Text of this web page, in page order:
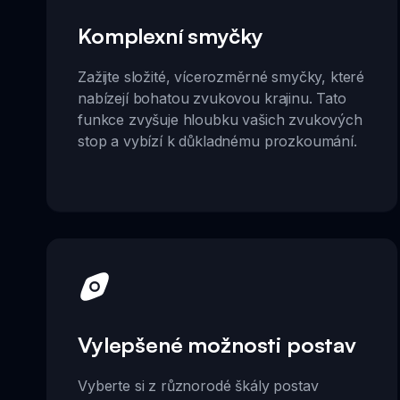
Komplexní smyčky
Zažijte složité, vícerozměrné smyčky, které
nabízejí bohatou zvukovou krajinu. Tato
funkce zvyšuje hloubku vašich zvukových
stop a vybízí k důkladnému prozkoumání.
Vylepšené možnosti postav
Vyberte si z různorodé škály postav